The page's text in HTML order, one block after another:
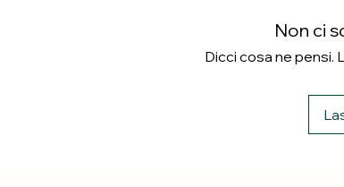
Non ci
Dicci cosa ne pensi.